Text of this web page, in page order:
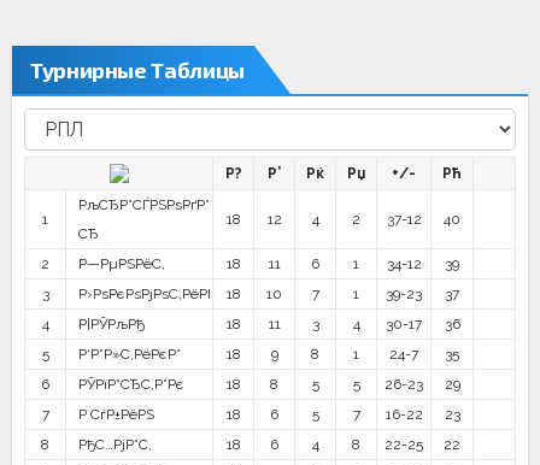
Турнирные Таблицы
Р? Р’ Рќ Рџ +/- Рћ
1
РљСЂР°СЃРЅРѕРґР°
СЂ
18 12 4 2 37-12 40
2 Р—РµРЅРёС‚ 18 11 6 1 34-12
39
3
Р›РѕРєРѕРјРѕС‚РёРІ 18 10 7 1 39-23
37
4
Р¦РЎРљРђ 18 11 3 4 30-17
36
5
Р‘Р°Р»С‚РёРєР° 18 9 8 1 24-7
35
6
РЎРїР°СЂС‚Р°Рє 18 8 5 5 26-23
29
7
Р СѓР±РёРЅ 18 6 5 7 16-22
23
8
РђС…РјР°С‚ 18 6 4 8 22-25
22